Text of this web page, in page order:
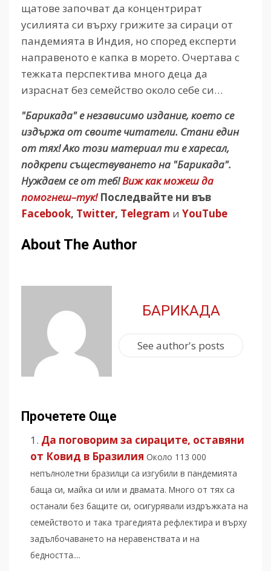
щатове започват да концентрират
усилията си върху грижите за сираци от
пандемията в Индия, но според експерти
направеното е капка в морето. Очертава с
тежката перспектива много деца да
израснат без семейство около себе си…
"Барикада" е независимо издание, което се
издържа от своите читатели. Стани един
от тях! Ако този материал ти е харесал,
подкрепи съществуването на "Барикада".
Нуждаем се от теб!Виж как можеш да
помогнеш–тук! Последвайте ни във
Facebook, Twitter, Telegram и YouTube
About The Author
БАРИКАДА
See author's posts
Прочетете Още
Да поговорим за сираците, оставяни
от Ковид в Бразилия Около 113 000
непълнолетни бразилци са изгубили в пандемията
баща си, майка си или и двамата. Много от тях са
останали без бащите си, осигурявали издръжката на
семейството и така трагедията рефлектира и върху
задълбочаването на неравенствата и на
бедността....